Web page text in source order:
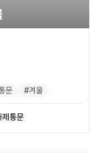
문 #겨울
제통문